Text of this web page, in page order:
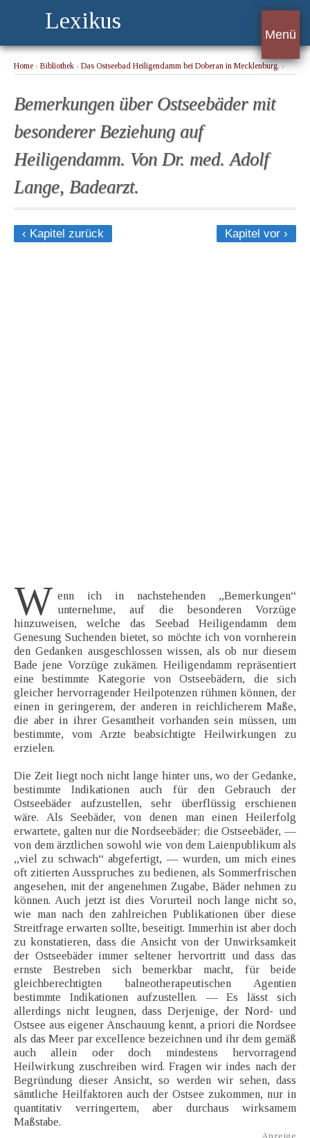
Lexikus
Menü
Home › Bibliothek › Das Ostseebad Heiligendamm bei Doberan in Mecklenburg.›
Bemerkungen über Ostseebäder mit
besonderer Beziehung auf
Heiligendamm. Von Dr. med. Adolf
Lange, Badearzt.
‹ Kapitel zurück Kapitel vor ›
W enn ich in nachstehenden „Bemerkungen“
unternehme, auf die besonderen Vorzüge
hinzuweisen, welche das Seebad Heiligendamm dem
Genesung Suchenden bietet, so möchte ich von vornherein
den Gedanken ausgeschlossen wissen, als ob nur diesem
Bade jene Vorzüge zukämen. Heiligendamm repräsentiert
eine bestimmte Kategorie von Ostseebädern, die sich
gleicher hervorragender Heilpotenzen rühmen können, der
einen in geringerem, der anderen in reichlicherem Maße,
die aber in ihrer Gesamtheit vorhanden sein müssen, um
bestimmte, vom Arzte beabsichtigte Heilwirkungen zu
erzielen.
Die Zeit liegt noch nicht lange hinter uns, wo der Gedanke,
bestimmte Indikationen auch für den Gebrauch der
Ostseebäder aufzustellen, sehr überflüssig erschienen
wäre. Als Seebäder, von denen man einen Heilerfolg
erwartete, galten nur die Nordseebäder; die Ostseebäder, —
von dem ärztlichen sowohl wie von dem Laienpublikum als
„viel zu schwach“ abgefertigt, — wurden, um mich eines
oft zitierten Ausspruches zu bedienen, als Sommerfrischen
angesehen, mit der angenehmen Zugabe, Bäder nehmen zu
können. Auch jetzt ist dies Vorurteil noch lange nicht so,
wie man nach den zahlreichen Publikationen über diese
Streitfrage erwarten sollte, beseitigt. Immerhin ist aber doch
zu konstatieren, dass die Ansicht von der Unwirksamkeit
der Ostseebäder immer seltener hervortritt und dass das
ernste Bestreben sich bemerkbar macht, für beide
gleichberechtigten balneotherapeutischen Agentien
bestimmte Indikationen aufzustellen. — Es lässt sich
allerdings nicht leugnen, dass Derjenige, der Nord- und
Ostsee aus eigener Anschauung kennt, a priori die Nordsee
als das Meer par excellence bezeichnen und ihr dem gemäß
auch allein oder doch mindestens hervorragend
Heilwirkung zuschreiben wird. Fragen wir indes nach der
Begründung dieser Ansicht, so werden wir sehen, dass
sämtliche Heilfaktoren auch der Ostsee zukommen, nur in
quantitativ verringertem, aber durchaus wirksamem
Maßstabe.